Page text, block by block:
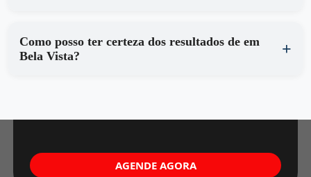
Como posso ter certeza dos resultados de em
Bela Vista?
AGENDE AGORA